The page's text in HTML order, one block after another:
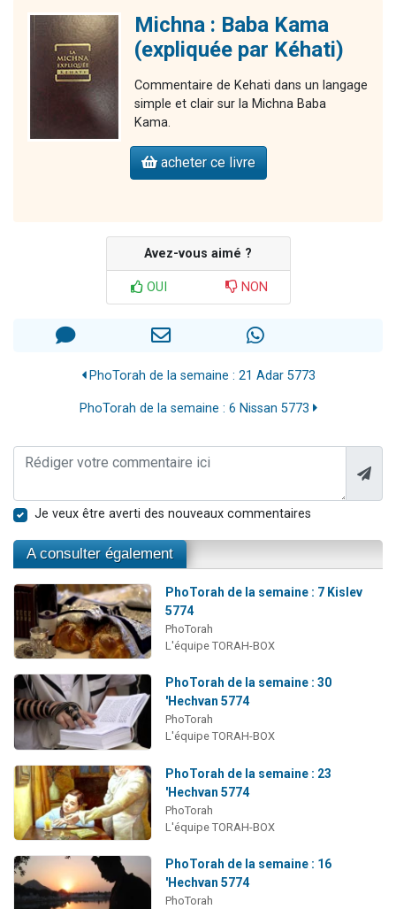
Michna : Baba Kama
(expliquée par Kéhati)
Commentaire de Kehati dans un langage
simple et clair sur la Michna Baba
Kama.
acheter ce livre
Avez-vous aimé ?
OUI NON
PhoTorah de la semaine : 21 Adar 5773
PhoTorah de la semaine : 6 Nissan 5773
Je veux être averti des nouveaux commentaires
A consulter également
PhoTorah de la semaine : 7 Kislev
5774
PhoTorah
L'équipe TORAH-BOX
PhoTorah de la semaine : 30
'Hechvan 5774
PhoTorah
L'équipe TORAH-BOX
PhoTorah de la semaine : 23
'Hechvan 5774
PhoTorah
L'équipe TORAH-BOX
PhoTorah de la semaine : 16
'Hechvan 5774
PhoTorah